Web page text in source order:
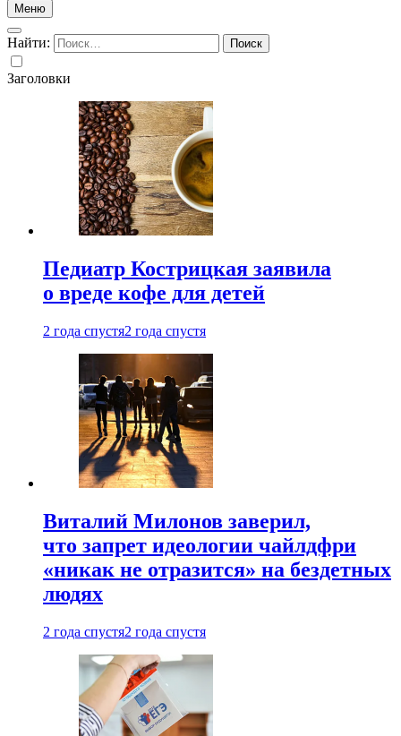
Меню
Найти:
Заголовки
Педиатр Кострицкая заявила
о вреде кофе для детей
2 года спустя2 года спустя
Виталий Милонов заверил,
что запрет идеологии чайлдфри
«никак не отразится» на бездетных
людях
2 года спустя2 года спустя